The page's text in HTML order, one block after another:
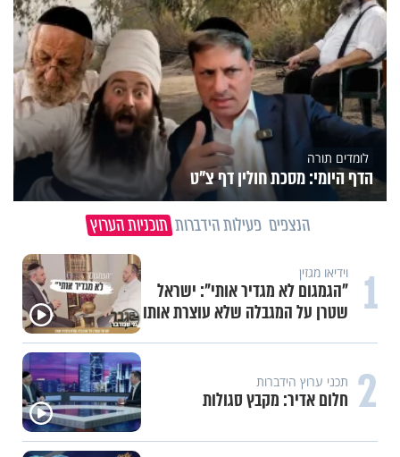
לומדים תורה
הדף היומי: מסכת חולין דף צ"ט
הנצפים פעילות הידברות תוכניות הערוץ
1 וידיאו מגזין
"הגמגום לא מגדיר אותי": ישראל
שטרן על המגבלה שלא עוצרת אותו
2 תכני ערוץ הידברות
חלום אדיר: מקבץ סגולות